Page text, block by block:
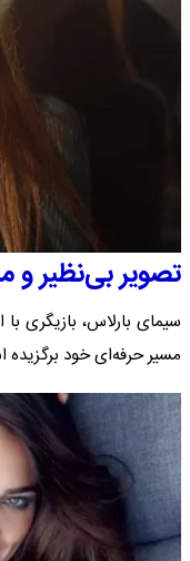
تصویر بی‌نظیر و
سیمای بارلاس، بازیگری با
مسیر حرفه‌ای خود